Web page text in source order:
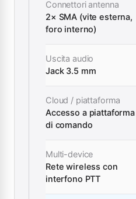
Connettori antenna
2× SMA (vite esterna,
foro interno)
Uscita audio
Jack 3.5 mm
Cloud / piattaforma
Accesso a piattaforma
di comando
Multi-device
Rete wireless con
interfono PTT